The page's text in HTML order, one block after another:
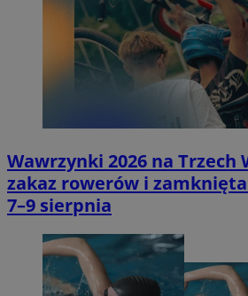
Wawrzynki 2026 na Trzech
zakaz rowerów i
7–9 sierpnia